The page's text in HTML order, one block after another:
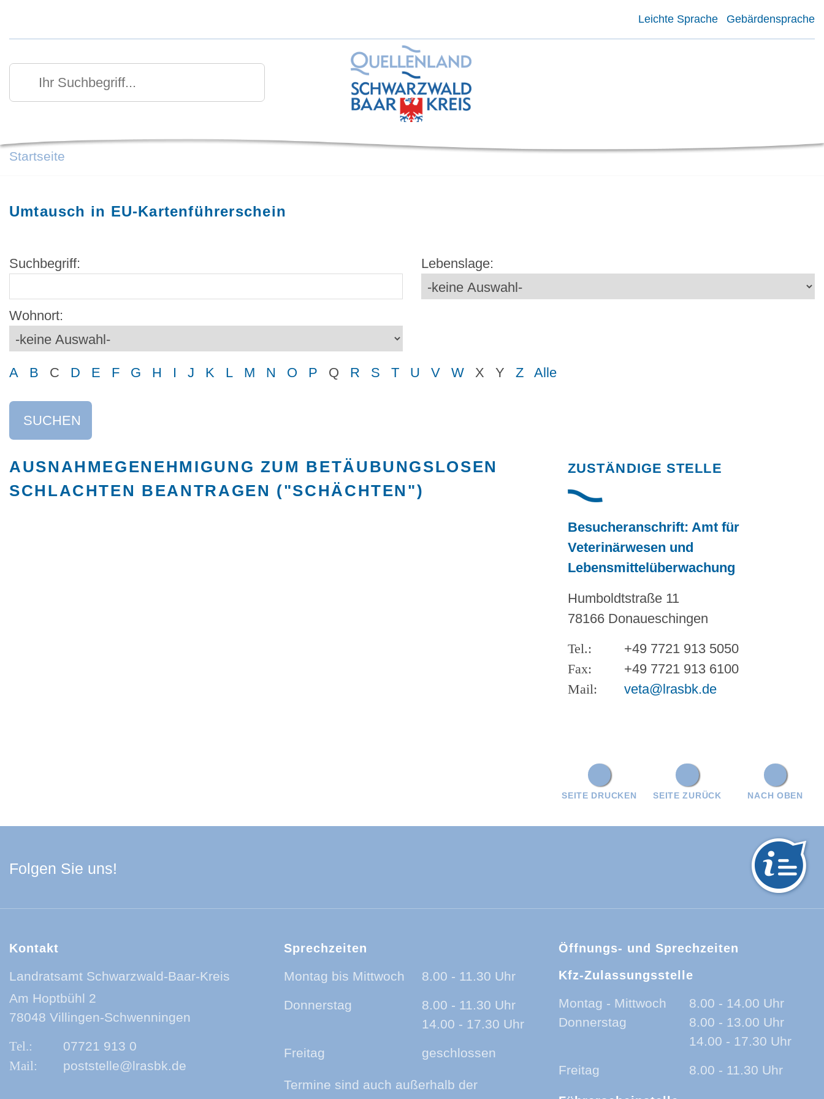
Leichte Sprache Gebärdensprache
Ihr Suchbegriff
Suchen
Startseite
Umtausch in EU-Kartenführerschein
Suchbegriff: Lebenslage:
Wohnort:
A B C D E F G H I J K L M N O P Q R S T U V W X Y Z Alle
SUCHEN
AUSNAHMEGENEHMIGUNG ZUM BETÄUBUNGSLOSEN
SCHLACHTEN BEANTRAGEN ("SCHÄCHTEN")
Randspalte
ZUSTÄNDIGE STELLE
Besucheranschrift: Amt für
Veterinärwesen und
Lebensmittelüberwachung
Humboldtstraße 11
78166 Donaueschingen
+49 7721 913 5050
+49 7721 913 6100
veta@lrasbk.de
NACH OBEN
SEITE ZURÜCK
SEITE DRUCKEN
Folgen Sie uns!
Kontakt
Landratsamt Schwarzwald-Baar-Kreis
Am Hoptbühl 2
78048 Villingen-Schwenningen
07721 913 0
poststelle@lrasbk.de
Sprechzeiten
Montag bis Mittwoch 8.00 - 11.30 Uhr
Donnerstag
8.00 - 11.30 Uhr
14.00 - 17.30 Uhr
Freitag geschlossen
Termine sind auch außerhalb der
Öffnungs- und Sprechzeiten
Kfz-Zulassungsstelle
Montag - Mittwoch
8.00 - 14.00 Uhr
Donnerstag
8.00 - 13.00 Uhr
14.00 - 17.30 Uhr
Freitag 8.00 - 11.30 Uhr